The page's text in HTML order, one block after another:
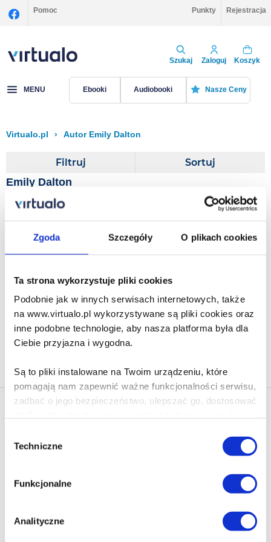
Zgoda Szczegóły O plikach cookies
Ta strona wykorzystuje pliki cookies
Podobnie jak w innych serwisach internetowych, także
na www.virtualo.pl wykorzystywane są pliki cookies oraz
inne podobne technologie, aby nasza platforma była dla
Ciebie przyjazna i wygodna.
Są to pliki instalowane na Twoim urządzeniu, które
pomagają nam zapewnić ważne funkcjonalności serwisu,
zadbać o jego bezpieczeństwo, ulepszać go, dostosować
Poza plikami, które są nam niezbędne do prawidłowego
i bezpiecznego działania serwisu - są także takie, które
wymagają Twojej zgody.
Każda udzielona zgoda poprawi Twoje doświadczenia
zgody
Techniczne
Funkcjonalne
Analityczne
Pomoc Punkty Rejestracja
Szukaj Zaloguj Koszyk
MENU Ebooki Audiobooki Nasze Ceny
Virtualo.pl › Autor Emily Dalton
Filtruj Sortuj
Emily Dalton
Emily Dalton
Newsletter - rabat 10%
marketingowych dotyczących virtualo.pl oraz partnerów biznesowych
Virtualo.
Polityce Prywatności
Wycofanie zgody nie wpływa na zgodność z prawem przetwarzania